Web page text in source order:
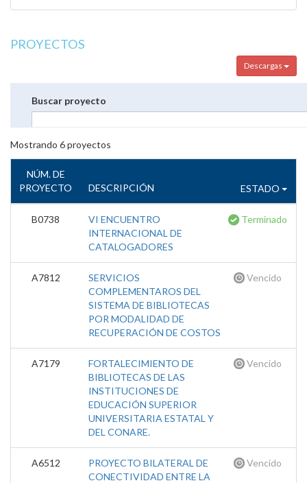
PROYECTOS
Descargas
Buscar proyecto
Mostrando 6proyectos
NÚM. DE
PROYECTO
DESCRIPCIÓN ESTADO
B0738
VI ENCUENTRO
INTERNACIONAL DE
CATALOGADORES
Terminado
A7812
SERVICIOS
COMPLEMENTAROS DEL
SISTEMA DE BIBLIOTECAS
POR MODALIDAD DE
RECUPERACIÓN DE COSTOS
Vencido
A7179
FORTALECIMIENTO DE
BIBLIOTECAS DE LAS
INSTITUCIONES DE
EDUCACIÓN SUPERIOR
UNIVERSITARIA ESTATAL Y
DEL CONARE.
Vencido
A6512
PROYECTO BILATERAL DE
CONECTIVIDAD ENTRE LA
Vencido